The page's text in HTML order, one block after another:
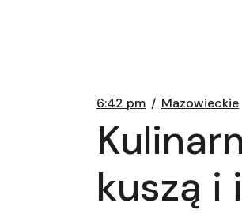
6:42 pm Mazowieckie
kuszą i